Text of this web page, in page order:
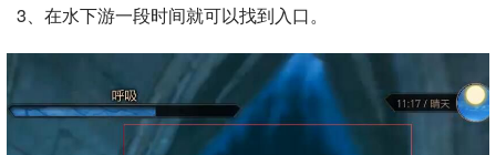
3、在水下游一段时间就可以找到入口。